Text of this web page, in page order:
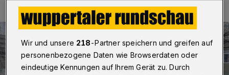
Wir und unsere 218-Partner speichern und greifen auf
personenbezogene Daten wie Browserdaten oder
eindeutige Kennungen auf Ihrem Gerät zu. Durch